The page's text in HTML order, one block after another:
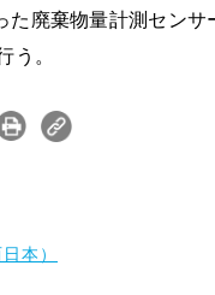
た廃棄物量計測センサ
う。
本）